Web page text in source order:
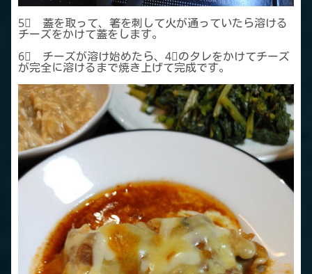
5⃣ 蓋を取って、箸を刺して火が通っていたら溶ける
チーズをかけて蓋をします。
6⃣ チーズが溶け始めたら、4⃣のタレをかけてチーズ
が完全に溶けるまで焼き上げて完成です。